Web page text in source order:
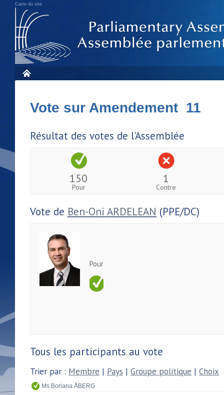
Carte du site
Vote sur Amendement 11
Résultat des votes de l'Assemblée
150
Pour
1
Contre
Vote de Ben-Oni ARDELEAN (PPE/DC)
Pour
Tous les participants au vote
Trier par : Membre | Pays | Groupe politique | Choix
Ms Boriana ÅBERG